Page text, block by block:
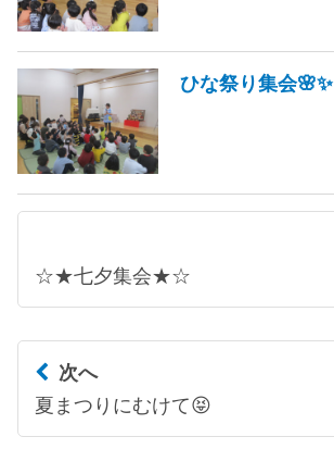
ひな祭り集会🌸✨
☆★七夕集会★☆
次へ
夏まつりにむけて😝